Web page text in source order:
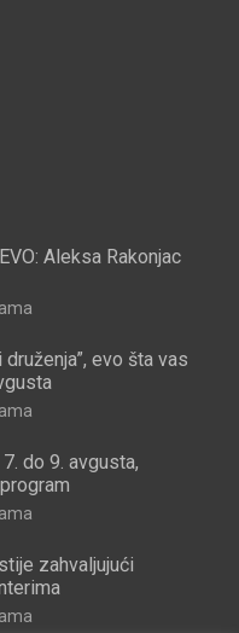
Aleksa Rakonjac
druženja”, evo šta vas
do 9. avgusta,
zahvaljujući